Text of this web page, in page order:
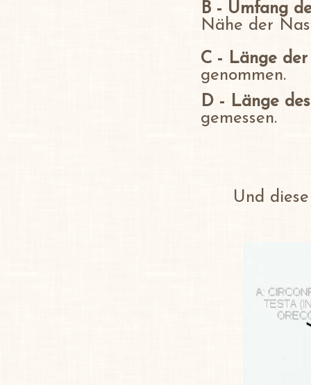
B - Umfang
Nähe der
C - Länge der
genommen.
D - Länge
gemessen.
Und